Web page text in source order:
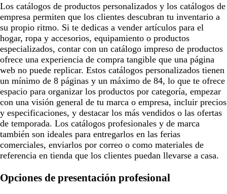
Los catálogos de productos personalizados y los catálogos de
empresa permiten que los clientes descubran tu inventario a
su propio ritmo. Si te dedicas a vender artículos para el
hogar, ropa y accesorios, equipamiento o productos
especializados, contar con un catálogo impreso de productos
ofrece una experiencia de compra tangible que una página
web no puede replicar. Estos catálogos personalizados tienen
un mínimo de 8 páginas y un máximo de 84, lo que te ofrece
espacio para organizar los productos por categoría, empezar
con una visión general de tu marca o empresa, incluir precios
y especificaciones, y destacar los más vendidos o las ofertas
de temporada. Los catálogos profesionales y de marca
también son ideales para entregarlos en las ferias
comerciales, enviarlos por correo o como materiales de
referencia en tienda que los clientes puedan llevarse a casa.
Opciones de presentación profesional